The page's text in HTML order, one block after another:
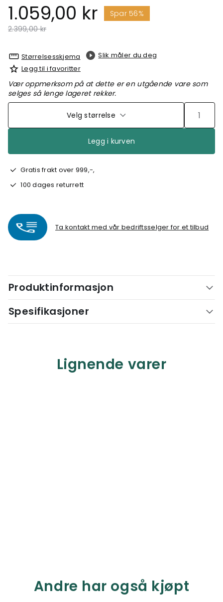
1.059,00 kr
Spar 56%
Pris redusert fra
2.399,00 krtil
Størrelsesskjema
Slik måler du deg
Legg til i favoritter
Vær oppmerksom på at dette er en utgående vare som
selges så lenge lageret rekker.
Velg størrelse
Legg i kurven
Gratis frakt over 999,-,
100 dages returrett
Ta kontakt med vår bedriftsselger for et tilbud
Produktinformasjon
Spesifikasjoner
Lignende varer
Andre har også kjøpt